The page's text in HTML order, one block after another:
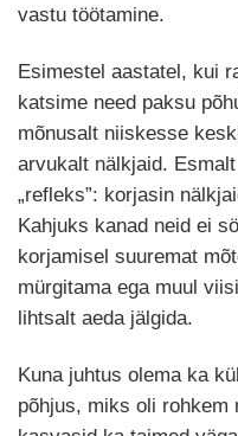
vastu töötamine.
Esimestel aastatel, kui
katsime need paksu
mõnusalt niiskesse
arvukalt nälkjaid.
„refleks”: korjasin
Kahjuks kanad neid ei
korjamisel suuremat
mürgitama ega muul
lihtsalt aeda jälgida.
Kuna juhtus olema ka
põhjus, miks oli